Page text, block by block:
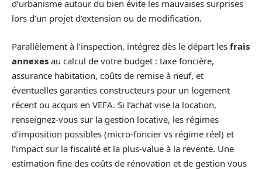
d’urbanisme autour du bien évite les mauvaises surprises
lors d’un projet d’extension ou de modification.
Parallèlement à l’inspection, intégrez dès le départ les frais
annexes au calcul de votre budget : taxe foncière,
assurance habitation, coûts de remise à neuf, et
éventuelles garanties constructeurs pour un logement
récent ou acquis en VEFA. Si l’achat vise la location,
renseignez-vous sur la gestion locative, les régimes
d’imposition possibles (micro-foncier vs régime réel) et
l’impact sur la fiscalité et la plus-value à la revente. Une
estimation fine des coûts de rénovation et de gestion vous